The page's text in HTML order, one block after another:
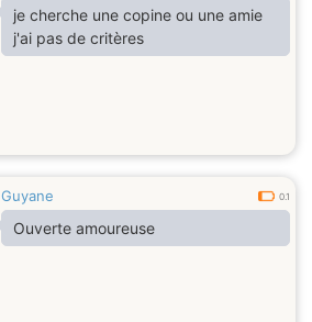
je cherche une copine ou une amie
j'ai pas de critères
Guyane 0.1
Ouverte amoureuse